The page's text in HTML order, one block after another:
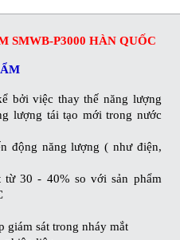
SMWB-P3000 HÀN QUỐC
bởi việc thay thế năng lượng
lượng tái tạo mới trong nước
động năng lượng ( như điện,
30 - 40% so với sản phẩm
giám sát trong nháy mắt